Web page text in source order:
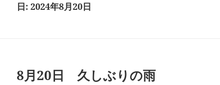
日:2024年8月20日
8月20日 久しぶりの雨